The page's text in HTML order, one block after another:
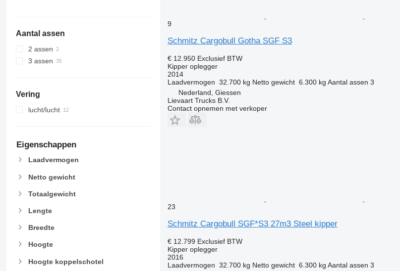
Aantal assen
2 assen
3 assen
Vering
lucht/lucht
Eigenschappen
Laadvermogen
Netto gewicht
Totaalgewicht
Lengte
Breedte
Hoogte
Hoogte koppelschotel
9
Schmitz Cargobull Gotha SGF S3
€ 12.950 Exclusief BTW
Kipper oplegger
2014
Laadvermogen 32.700 kg Netto gewicht 6.300 kg Aantal assen 3
Nederland, Giessen
Lievaart Trucks B.V.
Contact opnemen met verkoper
23
Schmitz Cargobull SGF*S3 27m3 Steel kipper
€ 12.799 Exclusief BTW
Kipper oplegger
2016
Laadvermogen 32.700 kg Netto gewicht 6.300 kg Aantal assen 3